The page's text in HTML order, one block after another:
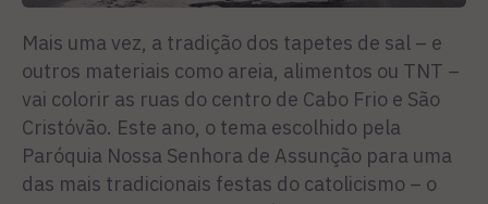
Mais uma vez, a tradição dos tapetes de sal – e
outros materiais como areia, alimentos ou TNT –
vai colorir as ruas do centro de Cabo Frio e São
Cristóvão. Este ano, o tema escolhido pela
Paróquia Nossa Senhora de Assunção para uma
das mais tradicionais festas do catolicismo – o